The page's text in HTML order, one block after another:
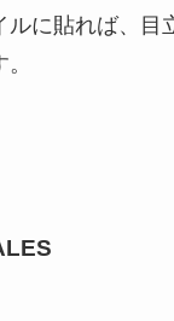
ルに貼れば、目